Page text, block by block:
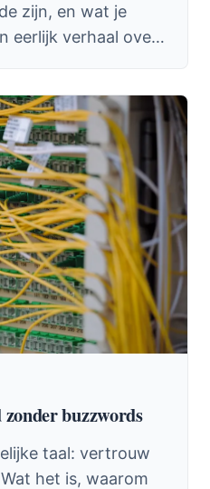
zijn, en wat je
eerlijk verhaal over
buzzwords
taal: vertrouw
het is, waarom